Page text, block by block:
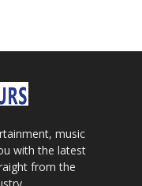
music
with the latest
from the